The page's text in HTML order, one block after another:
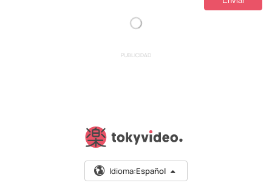
PUBLICIDAD
Idioma:Español